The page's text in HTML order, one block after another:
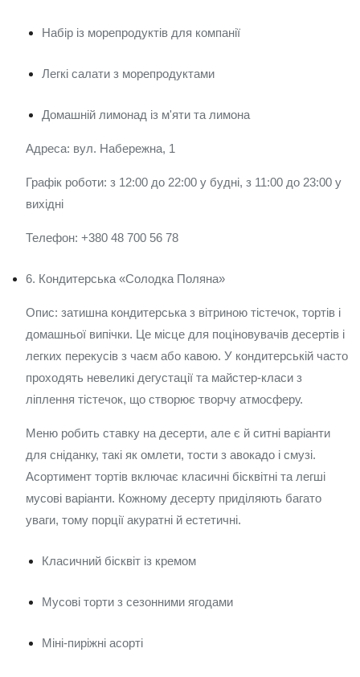
Набір із морепродуктів для компанії
Легкі салати з морепродуктами
Домашній лимонад із м'яти та лимона
Адреса: вул. Набережна, 1
Графік роботи: з 12:00 до 22:00 у будні, з 11:00 до 23:00 у
вихідні
Телефон: +380 48 700 56 78
6. Кондитерська «Солодка Поляна»
Опис: затишна кондитерська з вітриною тістечок, тортів і
домашньої випічки. Це місце для поціновувачів десертів і
легких перекусів з чаєм або кавою. У кондитерській часто
проходять невеликі дегустації та майстер-класи з
ліплення тістечок, що створює творчу атмосферу.
Меню робить ставку на десерти, але є й ситні варіанти
для сніданку, такі як омлети, тости з авокадо і смузі.
Асортимент тортів включає класичні бісквітні та легші
мусові варіанти. Кожному десерту приділяють багато
уваги, тому порції акуратні й естетичні.
Класичний бісквіт із кремом
Мусові торти з сезонними ягодами
Міні-пиріжні асорті